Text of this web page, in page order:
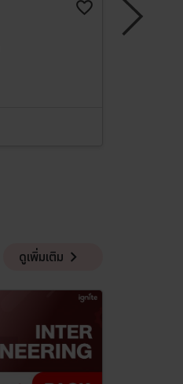
favorite_border
5712
ดูเพิ่มเติม keyboard_arrow_right